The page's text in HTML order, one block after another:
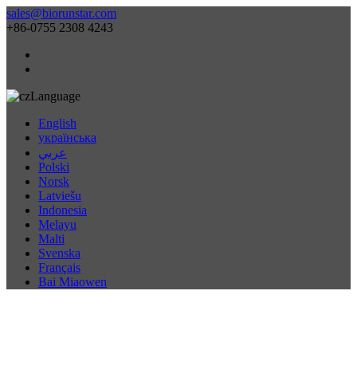
sales@biorunstar.com
+86-0755 2308 4243
Language
English
українська
عربي
Polski
Norsk
Latviešu
Indonesia
Melayu
Malti
Svenska
Français
Bai Miaowen